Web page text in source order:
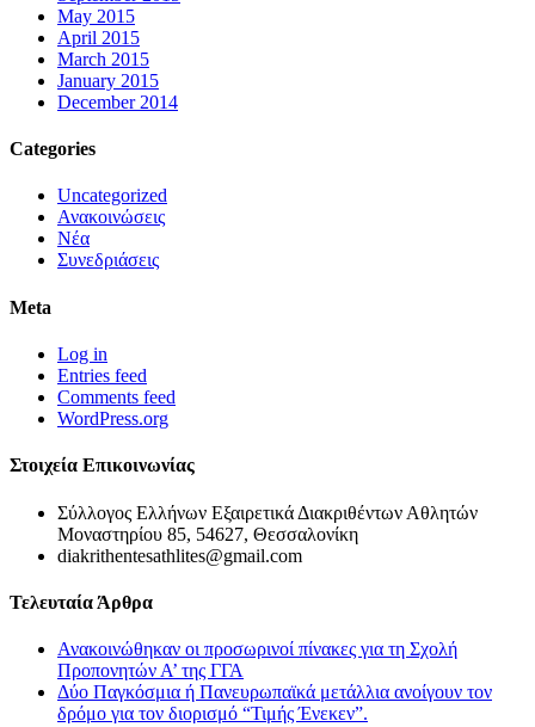
May 2015
April 2015
March 2015
January 2015
December 2014
Categories
Uncategorized
Ανακοινώσεις
Νέα
Συνεδριάσεις
Meta
Log in
Entries feed
Comments feed
WordPress.org
Στοιχεία Επικοινωνίας
Σύλλογος Ελλήνων Εξαιρετικά Διακριθέντων Αθλητών
Μοναστηρίου 85, 54627, Θεσσαλονίκη
diakrithentesathlites@gmail.com
Τελευταία Άρθρα
Ανακοινώθηκαν οι προσωρινοί πίνακες για τη Σχολή
Προπονητών Α’ της ΓΓΑ
Δύο Παγκόσμια ή Πανευρωπαϊκά μετάλλια ανοίγουν τον
δρόμο για τον διορισμό “Τιμής Ένεκεν”.